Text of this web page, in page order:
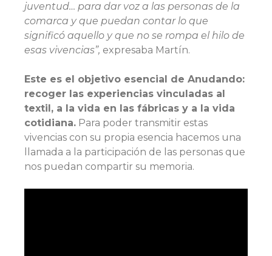
juventud… para dar voz a las personas de la
comarca y que puedan contar lo que
significó aquello y que no se rompa el hilo de
esas vivencias”, expresaba Martín.
Este es el objetivo esencial de Anudando:
recoger las experiencias vinculadas al
textil, a la vida en las fábricas y a la vida
cotidiana. Para poder transmitir estas
vivencias con su propia esencia hacemos una
llamada a la participación de las personas que
nos puedan compartir su memoria.